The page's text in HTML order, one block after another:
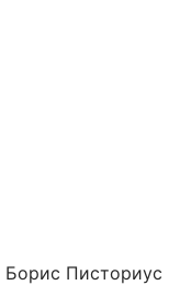
Писториус